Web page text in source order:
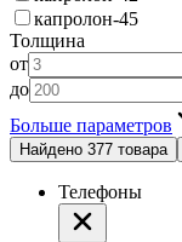
капролон-45
Толщина
от
до
Больше параметров
Найдено 377 товара
Телефоны